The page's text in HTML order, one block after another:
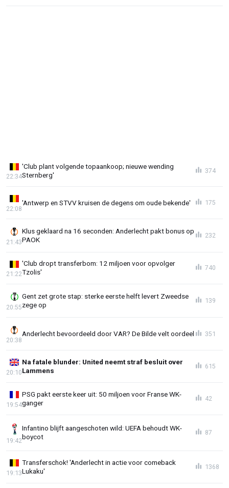
'Club plant volgende topaankoop; nieuwe wending
Sternberg'
22:34
374
'Antwerp en STVV kruisen de degens om oude bekende'
22:08
175
Klus geklaard na 16 seconden: Anderlecht pakt bonus op
PAOK
21:43
232
'Club dropt transferbom: 12 miljoen voor opvolger
Tzolis'
21:22
740
Gent zet grote stap: sterke eerste helft levert Zweedse
zege op
20:55
139
Anderlecht bevoordeeld door VAR? De Bilde velt oordeel
20:38
351
Na fatale blunder: United neemt straf besluit over
Lammens
20:10
615
PSG pakt eerste keer uit: 50 miljoen voor Franse WK-
ganger
19:54
42
Infantino blijft aangeschoten wild: UEFA behoudt WK-
boycot
19:42
87
Transferschok! 'Anderlecht in actie voor comeback
Lukaku'
19:13
1368